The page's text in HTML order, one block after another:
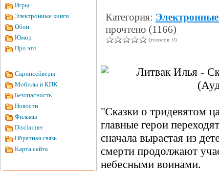
Игры
Электронные книги
Обои
Юмор
Про это
Скринсейверы
Мобилы и КПК
Безопасность
Новости
Фильмы
Disclaimer
Обратная связь
Карта сайта
Категория:
прочтено (1166)
(голосов: 0)
"Сказки о тридевятом
главные герои
сначала вырастая из
смерти продолжают
небесными воинами.